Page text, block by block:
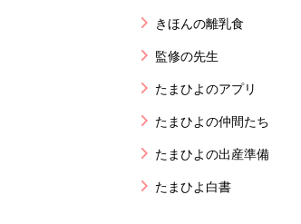
きほんの離乳食
監修の先生
たまひよのアプリ
たまひよの仲間たち
たまひよの出産準備
たまひよ白書